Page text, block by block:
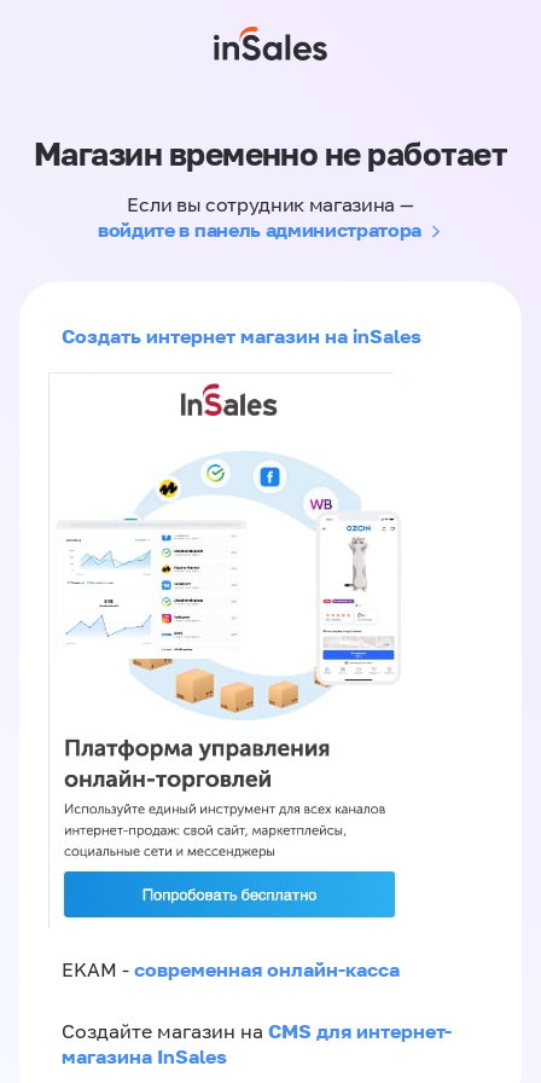
Магазин временно не работает
Если вы сотрудник магазина —
войдите в панель администратора
Создать интернет магазин на inSales
EKAM - современная онлайн-касса
Создайте магазин на CMS для интернет-
магазина InSales